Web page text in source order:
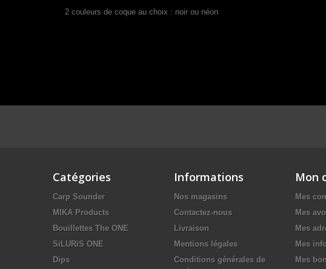
2 couleurs de coque au choix : noir ou néon
Catégories
Carp Sounder
MIKA Products
Bouillettes The ONE
SiLURiS ONE
Dips
Informations
Nos magasins
Contactez-nous
Livraison
Mentions légales
Conditions générales de
Mon
Mes
Mes
Mes
Mes
Mes